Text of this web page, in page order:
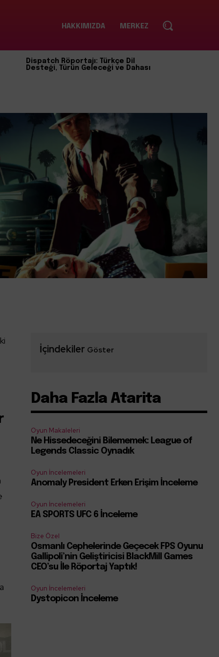
HAKKIMIZDA MERKEZ
Dispatch Röportajı: Türkçe Dil
Desteği, Türün Geleceği ve Dahası
İçindekiler Göster
Daha Fazla Atarita
Oyun Makaleleri
Ne Hissedeceğini Bilememek: League of
Legends Classic Oynadık
Oyun İncelemeleri
Anomaly President Erken Erişim İnceleme
Oyun İncelemeleri
EA SPORTS UFC 6 İnceleme
Bize Özel
Osmanlı Cephelerinde Geçecek FPS Oyunu
Gallipoli’nin Geliştiricisi BlackMill Games
CEO’su İle Röportaj Yaptık!
Oyun İncelemeleri
Dystopicon İnceleme